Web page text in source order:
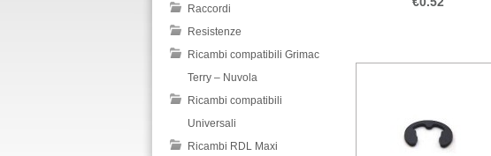
Raccordi
Resistenze
Ricambi compatibili Grimac
Terry – Nuvola
Ricambi compatibili
Universali
Ricambi RDL Maxi